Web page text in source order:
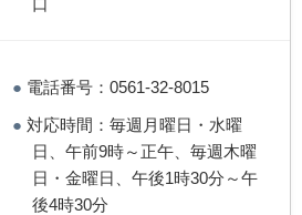
口
● 電話番号：0561-32-8015
● 対応時間：毎週月曜日・水曜
日、午前9時～正午、毎週木曜
日・金曜日、午後1時30分～午
後4時30分